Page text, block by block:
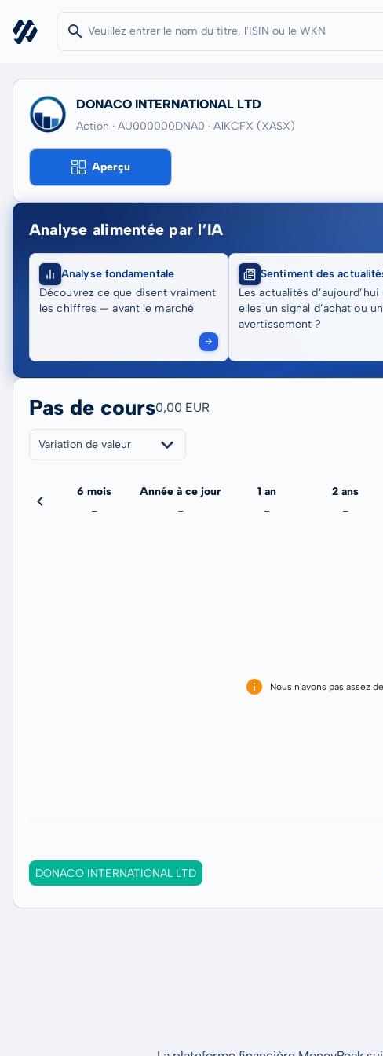
DONACO INTERNATIONAL LTD
Action · AU000000DNA0 · A1KCFX (XASX)
Aperçu
Analyse alimentée par l’IA
Analyse fondamentale
Découvrez ce que disent vraiment
les chiffres — avant le marché
Sentiment des
Les actualités
elles un signal d’achat ou un
avertissement ?
Pas de cours0,00 EUR
Variation de valeur
6 mois
-
Année à ce jour
-
1 an
-
2 ans
-
Nous n'avons pas assez
DONACO INTERNATIONAL LTD